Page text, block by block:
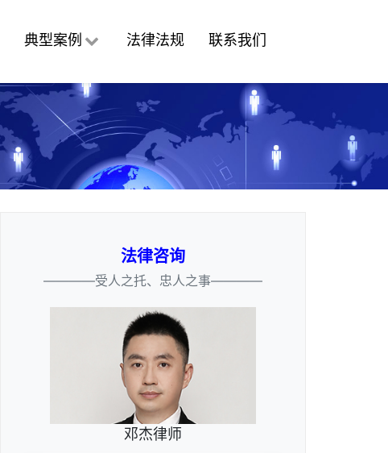
典型案例 法律法规 联系我们
法律咨询
————受人之托、忠人之事————
邓杰律师